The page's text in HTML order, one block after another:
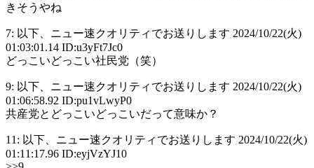
きそうやね
7: 以下、ニュー速クオリティでお送りします 2024/10/22(火)
01:03:01.14 ID:u3yFt7Jc0
どっこいどっこい社民党（笑）
9: 以下、ニュー速クオリティでお送りします 2024/10/22(火)
01:06:58.92 ID:pu1vLwyP0
共産党とどっこいどっこいだって意味か？
11: 以下、ニュー速クオリティでお送りします 2024/10/22(火)
01:11:17.96 ID:eyjVzYJ10